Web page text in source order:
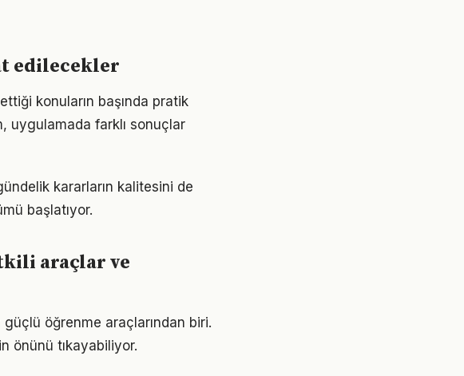
edilecekler
konuların başında pratik
uygulamada farklı sonuçlar
kararların kalitesini de
başlatıyor.
araçlar ve
öğrenme araçlarından biri.
önünü tıkayabiliyor.